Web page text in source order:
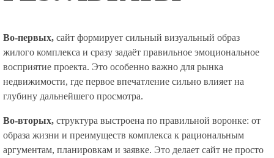
Во-первых, сайт формирует сильный визуальный образ
жилого комплекса и сразу задаёт правильное эмоциональное
восприятие проекта. Это особенно важно для рынка
недвижимости, где первое впечатление сильно влияет на
глубину дальнейшего просмотра.
Во-вторых, структура выстроена по правильной воронке: от
образа жизни и преимуществ комплекса к рациональным
аргументам, планировкам и заявке. Это делает сайт не просто